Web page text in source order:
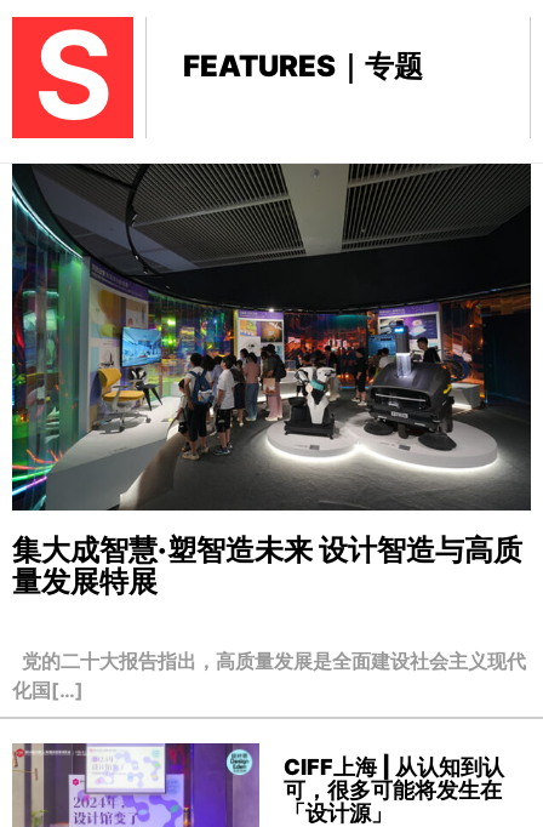
S FEATURES｜专题
集大成智慧·塑智造未来设计智造与高质
量发展特展
党的二十大报告指出，高质量发展是全面建设社会主义现代
化国[…]
CIFF上海 | 从认知到认
可，很多可能将发生在
「设计源」